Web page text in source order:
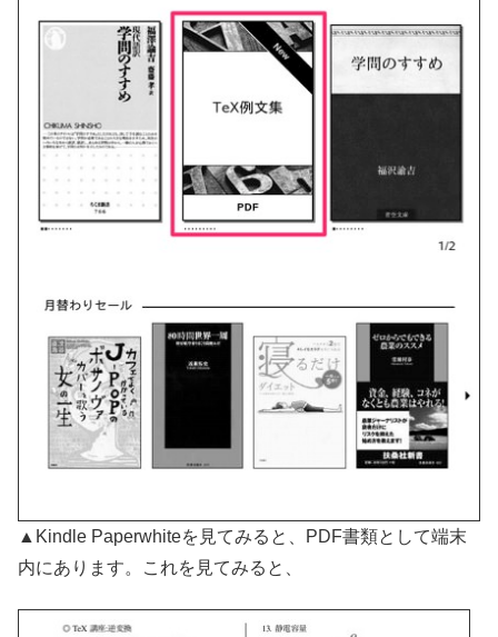
▲Kindle Paperwhiteを見てみると、PDF書類として端末
内にあります。これを見てみると、